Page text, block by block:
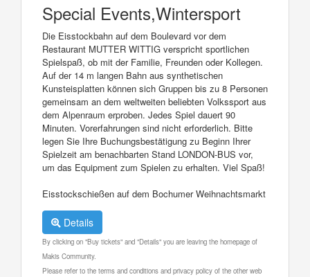
Special Events,Wintersport
Die Eisstockbahn auf dem Boulevard vor dem
Restaurant MUTTER WITTIG verspricht sportlichen
Spielspaß, ob mit der Familie, Freunden oder Kollegen.
Auf der 14 m langen Bahn aus synthetischen
Kunsteisplatten können sich Gruppen bis zu 8 Personen
gemeinsam an dem weltweiten beliebten Volkssport aus
dem Alpenraum erproben. Jedes Spiel dauert 90
Minuten. Vorerfahrungen sind nicht erforderlich. Bitte
legen Sie Ihre Buchungsbestätigung zu Beginn Ihrer
Spielzeit am benachbarten Stand LONDON-BUS vor,
um das Equipment zum Spielen zu erhalten. Viel Spaß!
Eisstockschießen auf dem Bochumer Weihnachtsmarkt
Details
By clicking on "Buy tickets" and "Details" you are leaving the homepage of
Makis Community.
Please refer to the terms and conditions and privacy policy of the other web